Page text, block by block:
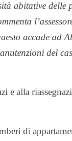
abitative delle
accade ad
del
e alla
di